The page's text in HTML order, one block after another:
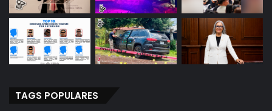
TAGS POPULARES